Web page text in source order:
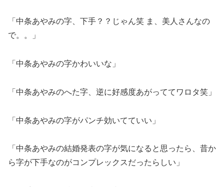
「中条あやみの字、下手？？じゃん笑 ま、美人さんなの
で。。」
「中条あやみの字かわいいな」
「中条あやみのへた字、逆に好感度あがっててワロタ笑」
「中条あやみの字がパンチ効いてていい」
「中条あやみの結婚発表の字が気になると思ったら、昔か
ら字が下手なのがコンプレックスだったらしい」